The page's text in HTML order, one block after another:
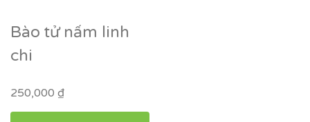
Bào tử nấm linh
chi
250,000 ₫